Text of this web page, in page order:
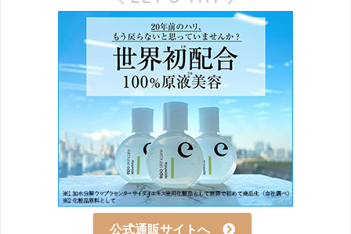
公式通販サイトへ